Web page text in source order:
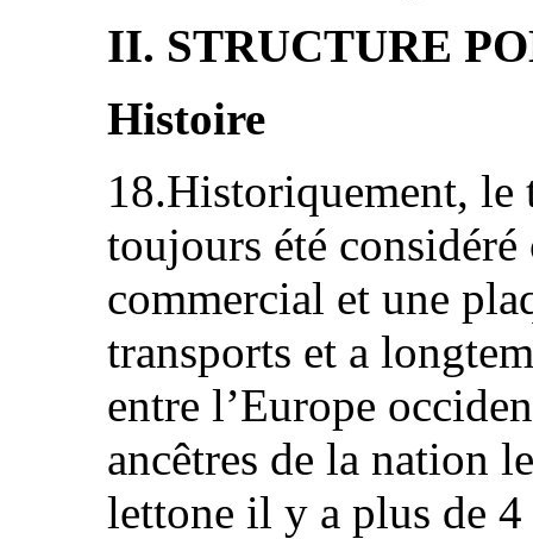
II. STRUCTURE
Histoire
18.Historiquement,
toujours été
commercial et une
transports et a
entre l’Europe
ancêtres de la nation
lettone il y a plus de